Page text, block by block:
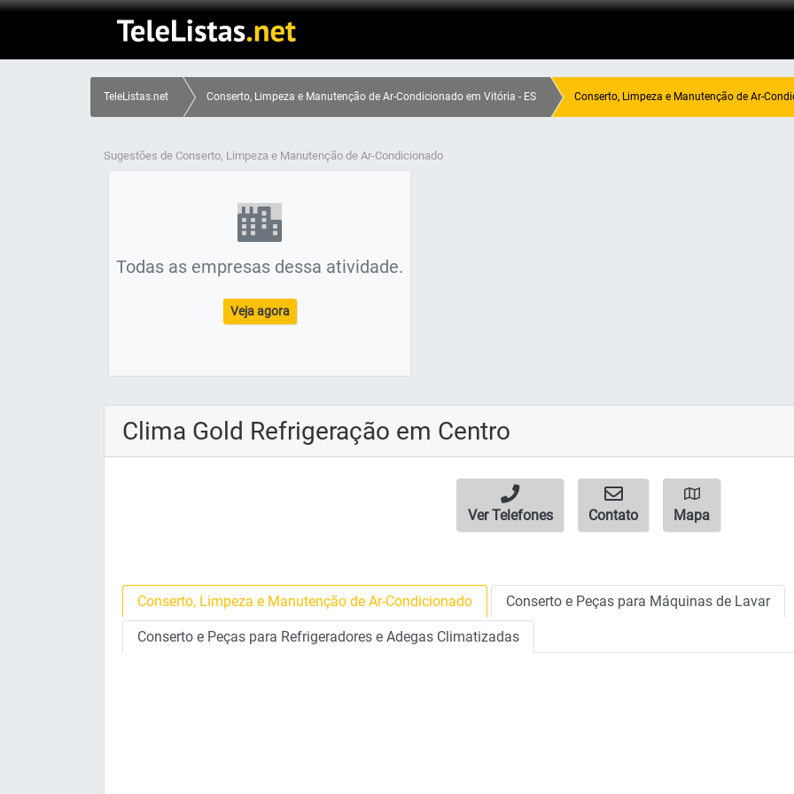
TeleListas.net Conserto, Limpeza e Manutenção de Ar-Condicionado em Vitória - ES Conserto, Limpeza e Manutenção de Ar-
Sugestões de Conserto, Limpeza e Manutenção de Ar-Condicionado
Todas as empresas dessa atividade.
Veja agora
Clima Gold Refrigeração em Centro
Ver Telefones Contato Mapa
Conserto, Limpeza e Manutenção de Ar-Condicionado Conserto e Peças para Máquinas de Lavar
Conserto e Peças para Refrigeradores e Adegas Climatizadas